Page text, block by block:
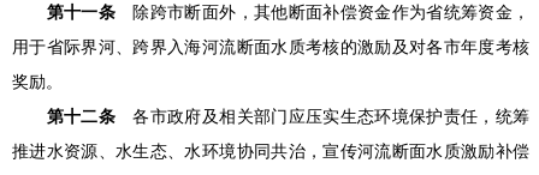
第十一条 除跨市断面外，其他断面补偿资金作为省统筹资金，
用于省际界河、跨界入海河流断面水质考核的激励及对各市年度考核
奖励。
第十二条 各市政府及相关部门应压实生态环境保护责任，统筹
推进水资源、水生态、水环境协同共治，宣传河流断面水质激励补偿